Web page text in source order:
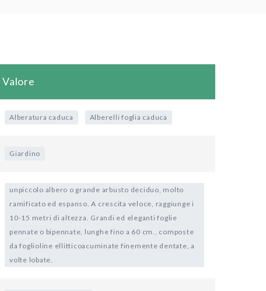
Valore
Alberatura caduca Alberelli foglia caduca
Giardino
unpiccolo albero o grande arbusto deciduo, molto
ramificato ed espanso. A crescita veloce, raggiunge i
10-15 metri di altezza. Grandi ed eleganti foglie
pennate o bipennate, lunghe fino a 60 cm., composte
da foglioline ellitticoacuminate finemente dentate, a
volte lobate.